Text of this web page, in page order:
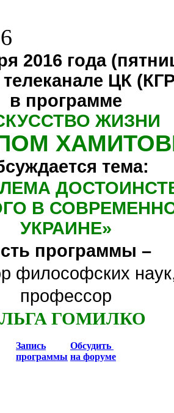
2016 года
телеканале ЦК
в программе
ЖИЗНИ
тема:
В
УКРАИНЕ»
программы –
философских
профессор
ГОМИЛКО
Запись
программы
Обсудить
на форуме